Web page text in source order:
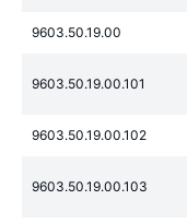
9603.50.19.00
9603.50.19.00.101
9603.50.19.00.102
9603.50.19.00.103